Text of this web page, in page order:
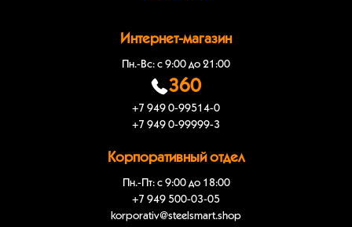
Интернет-магазин
Пн.-Вс: с 9:00 до 21:00
360
+7 949 0-99514-0
+7 949 0-99999-3
Корпоративный отдел
Пн.-Пт: с 9:00 до 18:00
+7 949 500-03-05
korporativ@steelsmart.shop